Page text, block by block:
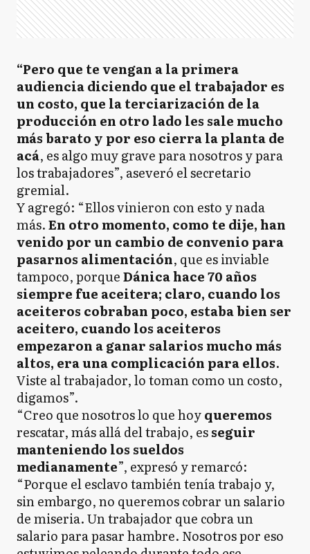
“Pero que te vengan a la primera
audiencia diciendo que el trabajador es
un costo, que la terciarización de la
producción en otro lado les sale mucho
más barato y por eso cierra la planta de
acá, es algo muy grave para nosotros y para
los trabajadores”, aseveró el secretario
gremial.
Y agregó: “Ellos vinieron con esto y nada
más.En otro momento, como te dije, han
venido por un cambio de convenio para
pasarnos alimentación, que es inviable
tampoco, porqueDánica hace 70 años
siempre fue aceitera; claro, cuando los
aceiteros cobraban poco, estaba bien ser
aceitero, cuando los aceiteros
empezaron a ganar salarios mucho más
altos, era una complicación para ellos.
Viste al trabajador, lo toman como un costo,
digamos”.
“Creo que nosotros lo que hoyqueremos
rescatar, más allá del trabajo, esseguir
manteniendo los sueldos
medianamente”, expresó y remarcó:
“Porque el esclavo también tenía trabajo y,
sin embargo, no queremos cobrar un salario
de miseria. Un trabajador que cobra un
salario para pasar hambre. Nosotros por eso